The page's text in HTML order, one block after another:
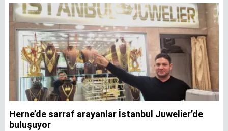
Herne’de sarraf arayanlar İstanbul Juwelier’de
buluşuyor